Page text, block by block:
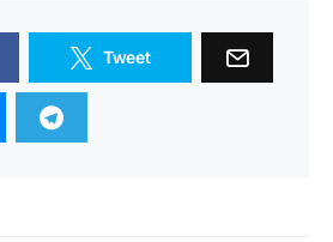
Tweet